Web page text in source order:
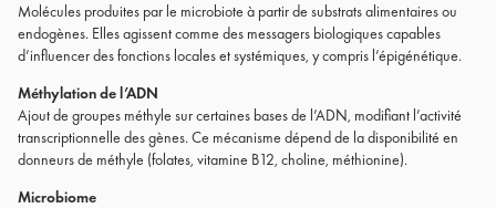
Molécules produites par le microbiote à partir de substrats alimentaires ou
endogènes. Elles agissent comme des messagers biologiques capables
d’influencer des fonctions locales et systémiques, y compris l’épigénétique.
Méthylation de l’ADN
Ajout de groupes méthyle sur certaines bases de l’ADN, modifiant l’activité
transcriptionnelle des gènes. Ce mécanisme dépend de la disponibilité en
donneurs de méthyle (folates, vitamine B12, choline, méthionine).
Microbiome